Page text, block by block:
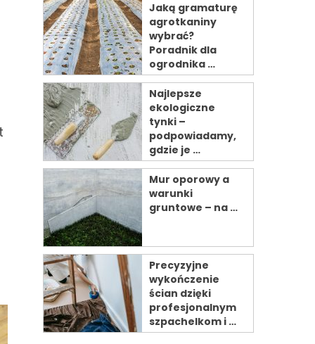
Jaką gramaturę
agrotkaniny
wybrać?
Poradnik dla
ogrodnika …
Najlepsze
ekologiczne
tynki –
podpowiadamy,
gdzie je …
Mur oporowy a
warunki
gruntowe – na …
Precyzyjne
wykończenie
ścian dzięki
profesjonalnym
szpachelkom i …